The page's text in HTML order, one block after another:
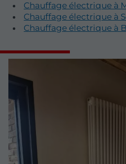
Chauffage électrique à
Chauffage électrique à
Chauffage électrique à